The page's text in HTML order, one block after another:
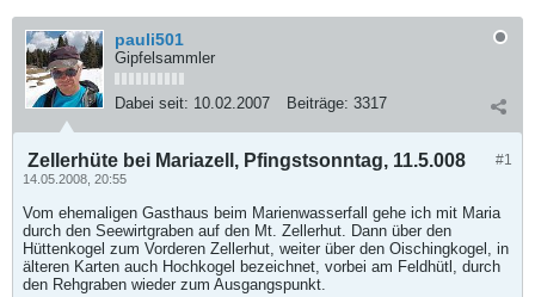
pauli501
Gipfelsammler
Dabei seit: 10.02.2007 Beiträge: 3317
#1
Zellerhüte bei Mariazell, Pfingstsonntag, 11.5.008
14.05.2008, 20:55
Vom ehemaligen Gasthaus beim Marienwasserfall gehe ich mit Maria
durch den Seewirtgraben auf den Mt. Zellerhut. Dann über den
Hüttenkogel zum Vorderen Zellerhut, weiter über den Oischingkogel, in
älteren Karten auch Hochkogel bezeichnet, vorbei am Feldhütl, durch
den Rehgraben wieder zum Ausgangspunkt.